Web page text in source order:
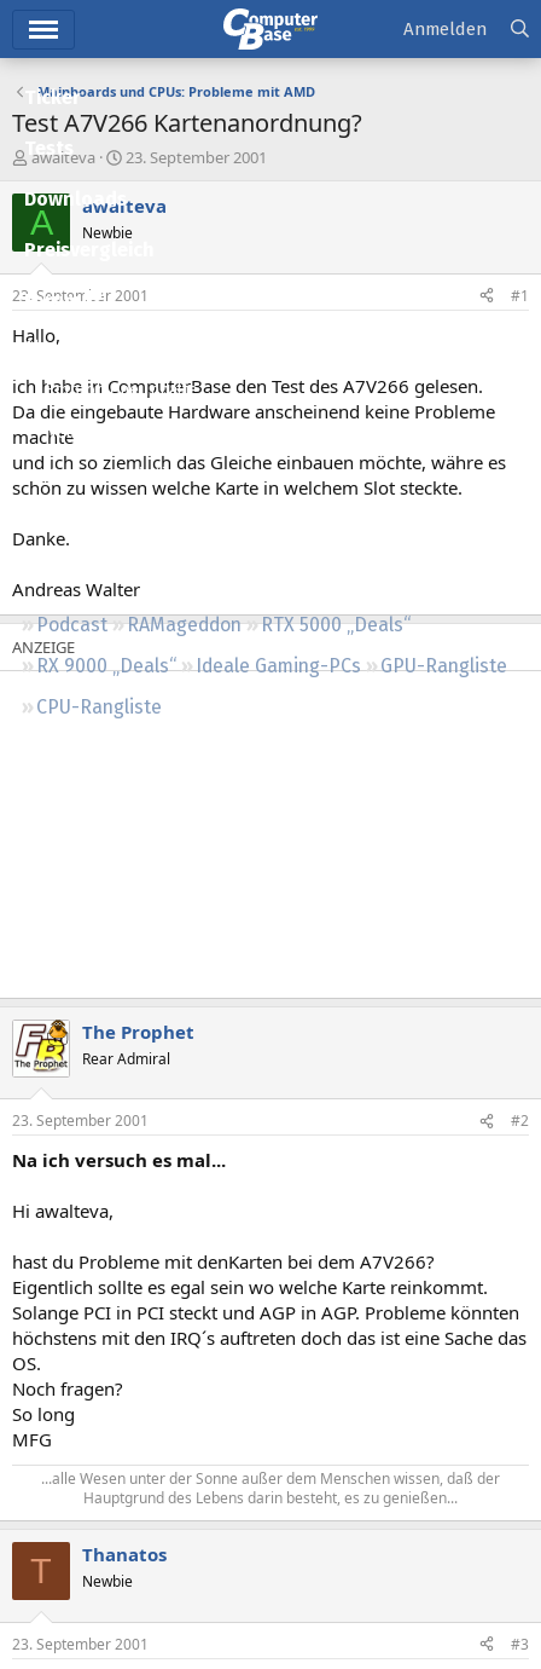
Ticker
Tests
Downloads
Preisvergleich
Forum
Aktuelles
Empfohlene Inhalte
Neue Beiträge
Neueste Aktivitäten
Podcast RAMageddon
RTX 5000 „Deals“
RX 9000 „Deals“
Ideale Gaming-PCs
GPU-Rangliste
CPU-Rangliste
Anmelden
Mainboards und CPUs: Probleme mit AMD
Test A7V266 Kartenanordnung?
E
s
t
e
e
r
awalteva
E
s
e
l
t
23. September 2001
A awalteva
Newbie
23. September 2001 #1
Hallo,
ich habe in ComputerBase den Test des A7V266 gelesen.
Da die eingebaute Hardware anscheinend keine Probleme
machte
und ich so ziemlich das Gleiche einbauen möchte, währe es
schön zu wissen welche Karte in welchem Slot steckte.
Danke.
Andreas Walter
The Prophet
Rear Admiral
23. September 2001 #2
Na ich versuch es mal...
Hi awalteva,
hast du Probleme mit denKarten bei dem A7V266?
Eigentlich sollte es egal sein wo welche Karte reinkommt.
Solange PCI in PCI steckt und AGP in AGP. Probleme könnten
höchstens mit den IRQ´s auftreten doch das ist eine Sache das
OS.
Noch fragen?
So long
MFG
...alle Wesen unter der Sonne außer dem Menschen wissen, daß der
Hauptgrund des Lebens darin besteht, es zu genießen...​
T Thanatos
Newbie
23. September 2001 #3